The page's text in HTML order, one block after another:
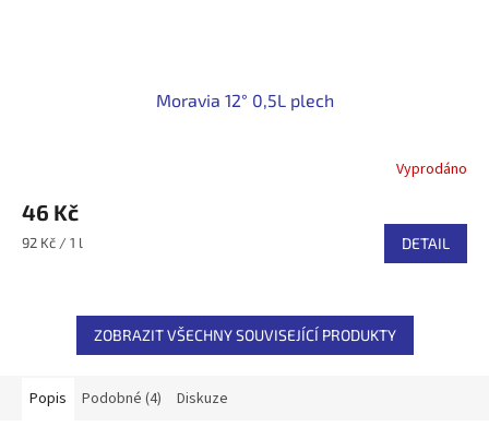
Moravia 12° 0,5L plech
Vyprodáno
46 Kč
Měrná
92 Kč / 1 l DETAIL
ZOBRAZIT VŠECHNY SOUVISEJÍCÍ PRODUKTY
Popis Podobné (4) Diskuze